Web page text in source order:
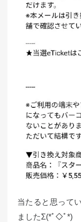
当たると思って
ましたΣ(*ﾟ◇ﾟ*)